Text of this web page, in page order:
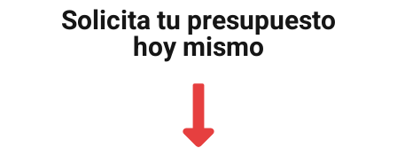
Solicita tu presupuesto
hoy mismo